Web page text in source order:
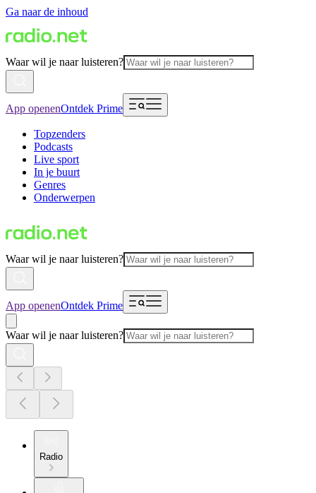
Ga naar de inhoud
Waar wil je naar luisteren?
App openenOntdek Prime
Topzenders
Podcasts
Live sport
In je buurt
Genres
Onderwerpen
Waar wil je naar luisteren?
App openenOntdek Prime
Waar wil je naar luisteren?
Radio